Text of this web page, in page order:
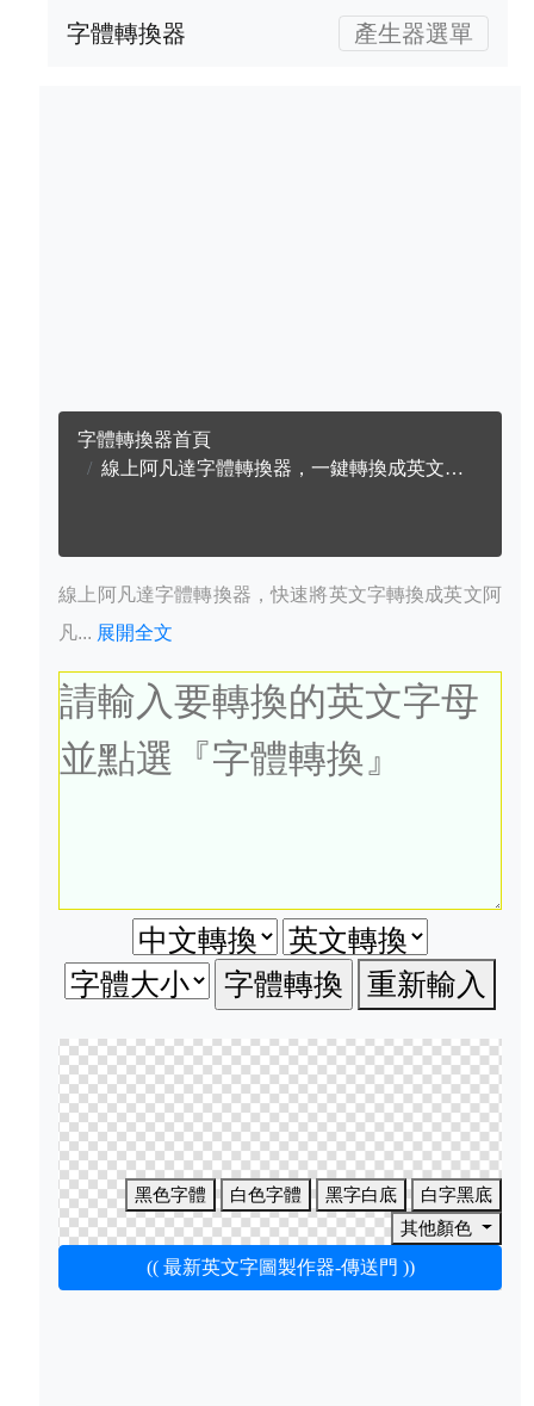
字體轉換器 產生器選單
字體轉換器首頁
線上阿凡達字體轉換器，一鍵轉換成英文阿凡達字體
線上阿凡達字體轉換器，快速將英文字轉換成英文阿
凡... 展開全文
重新輸入
黑色字體 白色字體 黑字白底
白字黑底
其他顏色
(( 最新英文字圖製作器-傳送門 ))